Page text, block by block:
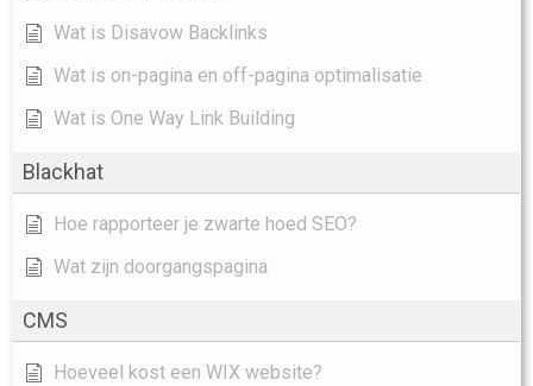
Wat is Disavow Backlinks
Wat is on-pagina en off-pagina optimalisatie
Wat is One Way Link Building
Blackhat
Hoe rapporteer je zwarte hoed SEO?
Wat zijn doorgangspagina
CMS
Hoeveel kost een WIX website?